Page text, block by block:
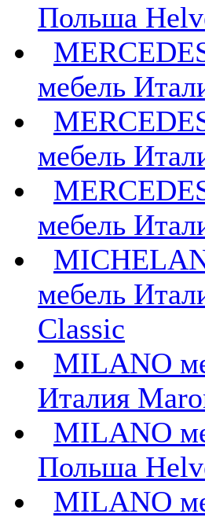
Польша
мебель
мебель
мебель
мебель
Classic
MILANO
Италия
MILANO
Польша
MILANO